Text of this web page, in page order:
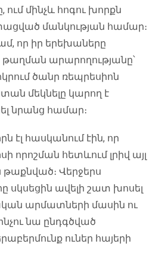
մինչև հոգու խորքն
մանկության համար։
որ իր երեխաները
արարողությանը՝
ծանր ռեպրեսիոն
մեկնելը կարող է
նրանց համար։
էլ հասկանում էին, որ
որոշման հետևում լրիվ այլ
Վերջերս
ավելի շատ խոսել
արմատների մասին ու
նա ընդգծված
ուներ հայերի